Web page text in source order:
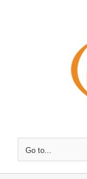
Go to...